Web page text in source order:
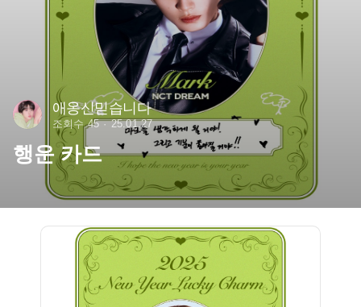
애옹신믿습니다
조회수 45 25.01.27
행운 카드